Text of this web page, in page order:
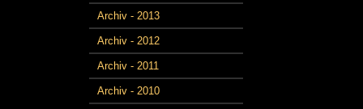
Archiv - 2013
Archiv - 2012
Archiv - 2011
Archiv - 2010